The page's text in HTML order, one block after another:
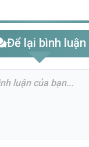
Để lại bình luận